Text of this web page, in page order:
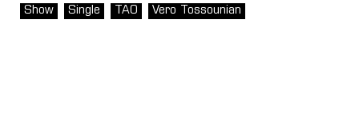
Show Single TAO Vero Tossounian